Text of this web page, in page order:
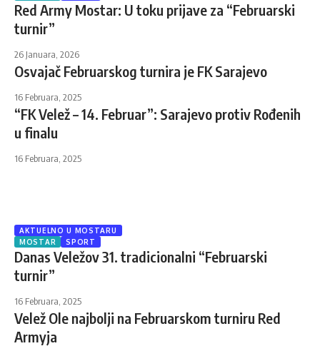
Red Army Mostar: U toku prijave za “Februarski
turnir”
26 Januara, 2026
Osvajač Februarskog turnira je FK Sarajevo
16 Februara, 2025
“FK Velež – 14. Februar”: Sarajevo protiv Rođenih
u finalu
16 Februara, 2025
AKTUELNO U MOSTARU
MOSTAR
SPORT
Danas Veležov 31. tradicionalni “Februarski
turnir”
16 Februara, 2025
Velež Ole najbolji na Februarskom turniru Red
Armyja